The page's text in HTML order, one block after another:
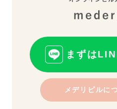
まずは
メデリピルに